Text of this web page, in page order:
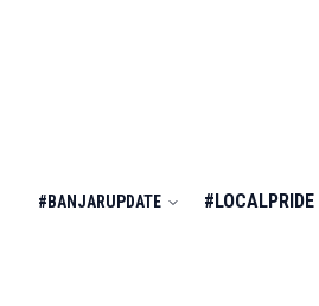
#BANJARUPDATE #LOCALPRIDE